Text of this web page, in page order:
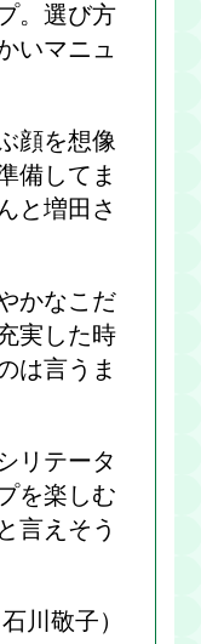
。選び方
いマニュ
顔を想像
備してま
と増田さ
かなこだ
実した時
は言うま
リテータ
を楽しむ
言えそう
川敬子）